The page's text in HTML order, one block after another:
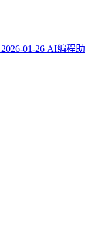
2026-01-26 AI编程助